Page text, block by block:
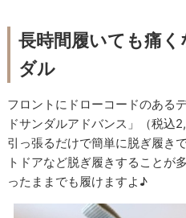
長時間履いても痛
ダル
フロントにドローコードのある
ドサンダルアドバンス」（税込
引っ張るだけで簡単に脱ぎ履き
トドアなど脱ぎ履きすることが
ったままでも履けますよ♪